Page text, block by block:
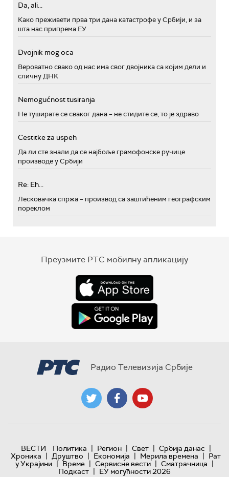
Da, ali...
Како преживети прва три дана катастрофе у Србији, и за
шта нас припрема ЕУ
Dvojnik mog oca
Вероватно свако од нас има свог двојника са којим дели и
сличну ДНК
Nemogućnost tusiranja
Не туширате се сваког дана – не стидите се, то је здраво
Cestitke za uspeh
Да ли сте знали да се најбоље грамофонске ручице
производе у Србији
Re: Eh...
Лесковачка спржа – производ са заштићеним географским
пореклом
Преузмите РТС мобилну апликацију
Радио Телевизија Србије
ВЕСТИ Политика | Регион | Свет | Србија данас |
Хроника | Друштво | Економија | Мерила времена | Рат
у Украјини | Време | Сервисне вести | Сматрачница |
Подкаст | ЕУ могућности 2026